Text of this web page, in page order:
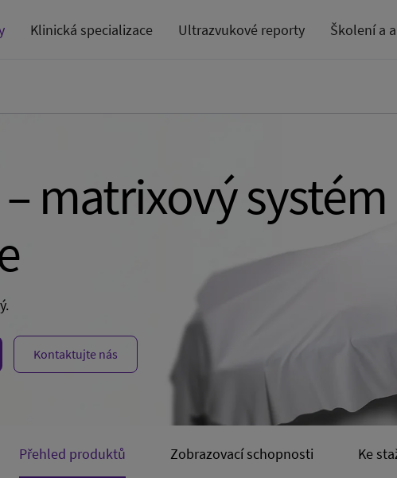
Klinická specializace Ultrazvukové reporty Školení a
matrixový systém
Kontaktujte nás
Přehled produktů Zobrazovací schopnosti Ke